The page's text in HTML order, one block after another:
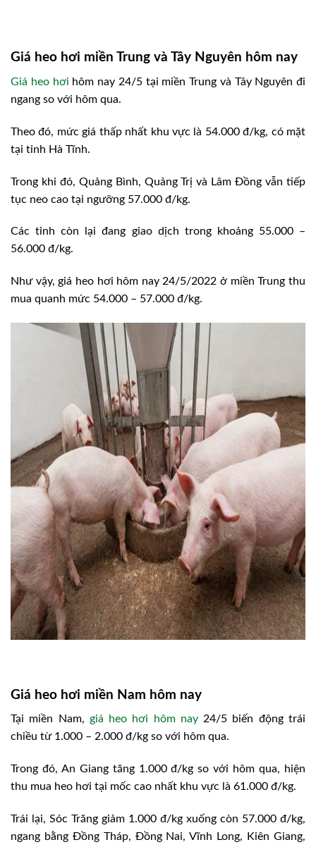
Giá heo hơi miền Trung và Tây Nguyên hôm nay
Giá heo hơi hôm nay 24/5 tại miền Trung và Tây Nguyên đi
ngang so với hôm qua.
Theo đó, mức giá thấp nhất khu vực là 54.000 đ/kg, có mặt
tại tỉnh Hà Tĩnh.
Trong khi đó, Quảng Bình, Quảng Trị và Lâm Đồng vẫn tiếp
tục neo cao tại ngưỡng 57.000 đ/kg.
Các tỉnh còn lại đang giao dịch trong khoảng 55.000 –
56.000 đ/kg.
Như vậy, giá heo hơi hôm nay 24/5/2022 ở miền Trung thu
mua quanh mức 54.000 – 57.000 đ/kg.
Giá heo hơi miền Nam hôm nay
Tại miền Nam, giá heo hơi hôm nay24/5 biến động trái
chiều từ 1.000 – 2.000 đ/kg so với hôm qua.
Trong đó, An Giang tăng 1.000 đ/kg so với hôm qua, hiện
thu mua heo hơi tại mốc cao nhất khu vực là 61.000 đ/kg.
Trái lại, Sóc Trăng giảm 1.000 đ/kg xuống còn 57.000 đ/kg,
ngang bằng Đồng Tháp, Đồng Nai, Vĩnh Long, Kiên Giang,